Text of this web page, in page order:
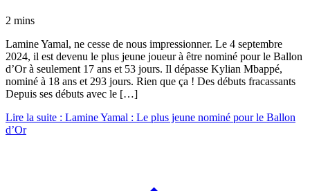
2 mins
Lamine Yamal, ne cesse de nous impressionner. Le 4 septembre
2024, il est devenu le plus jeune joueur à être nominé pour le Ballon
d’Or à seulement 17 ans et 53 jours. Il dépasse Kylian Mbappé,
nominé à 18 ans et 293 jours. Rien que ça ! Des débuts fracassants
Depuis ses débuts avec le […]
Lire la suite : Lamine Yamal : Le plus jeune nominé pour le Ballon
d’Or